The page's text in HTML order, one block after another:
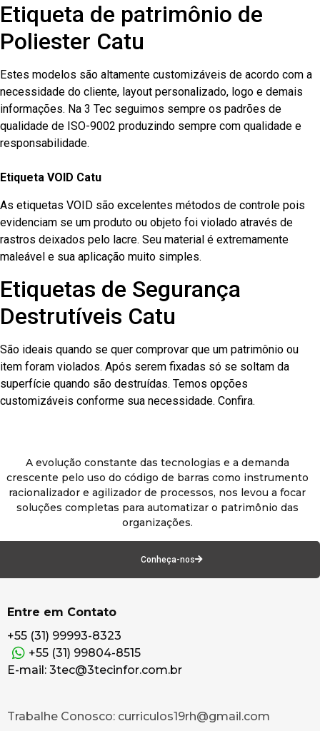
Etiqueta de patrimônio de
Poliester Catu
Estes modelos são altamente customizáveis de acordo com a
necessidade do cliente, layout personalizado, logo e demais
informações. Na 3 Tec seguimos sempre os padrões de
qualidade de ISO-9002 produzindo sempre com qualidade e
responsabilidade.
Etiqueta VOID Catu
As etiquetas VOID são excelentes métodos de controle pois
evidenciam se um produto ou objeto foi violado através de
rastros deixados pelo lacre. Seu material é extremamente
maleável e sua aplicação muito simples.
Etiquetas de Segurança
Destrutíveis Catu
São ideais quando se quer comprovar que um patrimônio ou
item foram violados. Após serem fixadas só se soltam da
superfície quando são destruídas. Temos opções
customizáveis conforme sua necessidade. Confira.
A evolução constante das tecnologias e a demanda
crescente pelo uso do código de barras como instrumento
racionalizador e agilizador de processos, nos levou a focar
soluções completas para automatizar o patrimônio das
organizações.
Conheça-nos
Entre em Contato
+55 (31) 99993-8323
+55 (31) 99804-8515
E-mail: 3tec@3tecinfor.com.br
Trabalhe Conosco: curriculos19rh@gmail.com